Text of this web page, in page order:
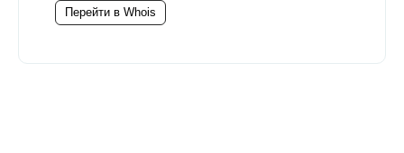
Перейти в Whois